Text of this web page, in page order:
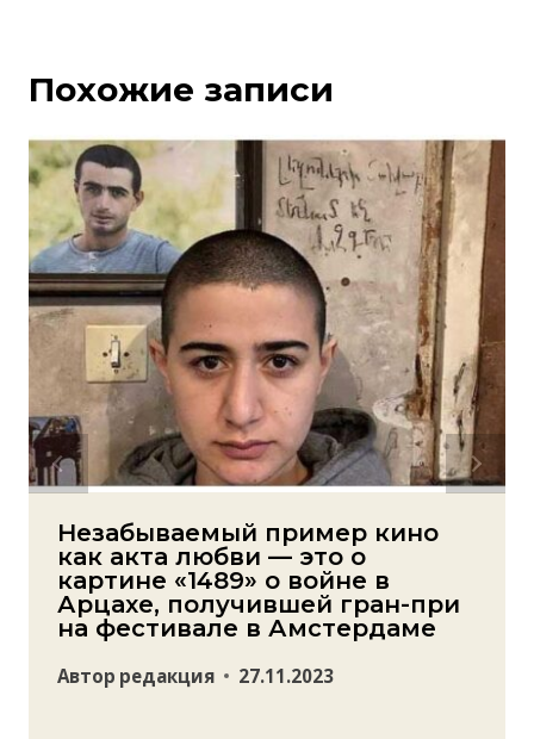
Похожие записи
Незабываемый пример кино
как акта любви — это о
картине «1489» о войне в
Арцахе, получившей гран-при
на фестивале в Амстердаме
Автор редакция 27.11.2023